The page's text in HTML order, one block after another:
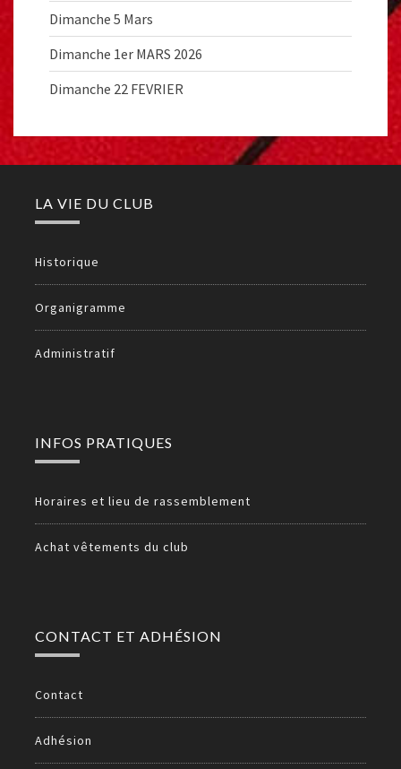
Dimanche 5 Mars
Dimanche 1er MARS 2026
Dimanche 22 FEVRIER
LA VIE DU CLUB
Historique
Organigramme
Administratif
INFOS PRATIQUES
Horaires et lieu de rassemblement
Achat vêtements du club
CONTACT ET ADHÉSION
Contact
Adhésion